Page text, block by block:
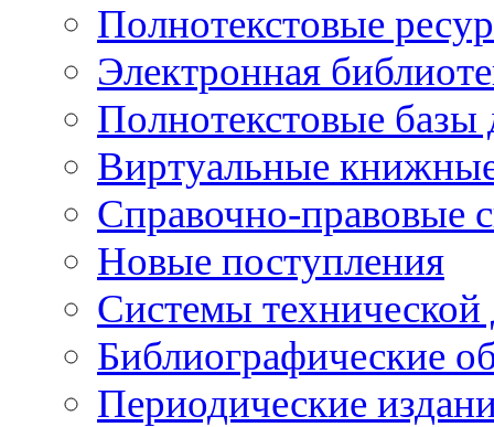
Полнотекстовые
Электронная
Полнотекстовые
Виртуальные
Справочно-правовые
Новые поступления
Cистемы
Библиографические
Периодические